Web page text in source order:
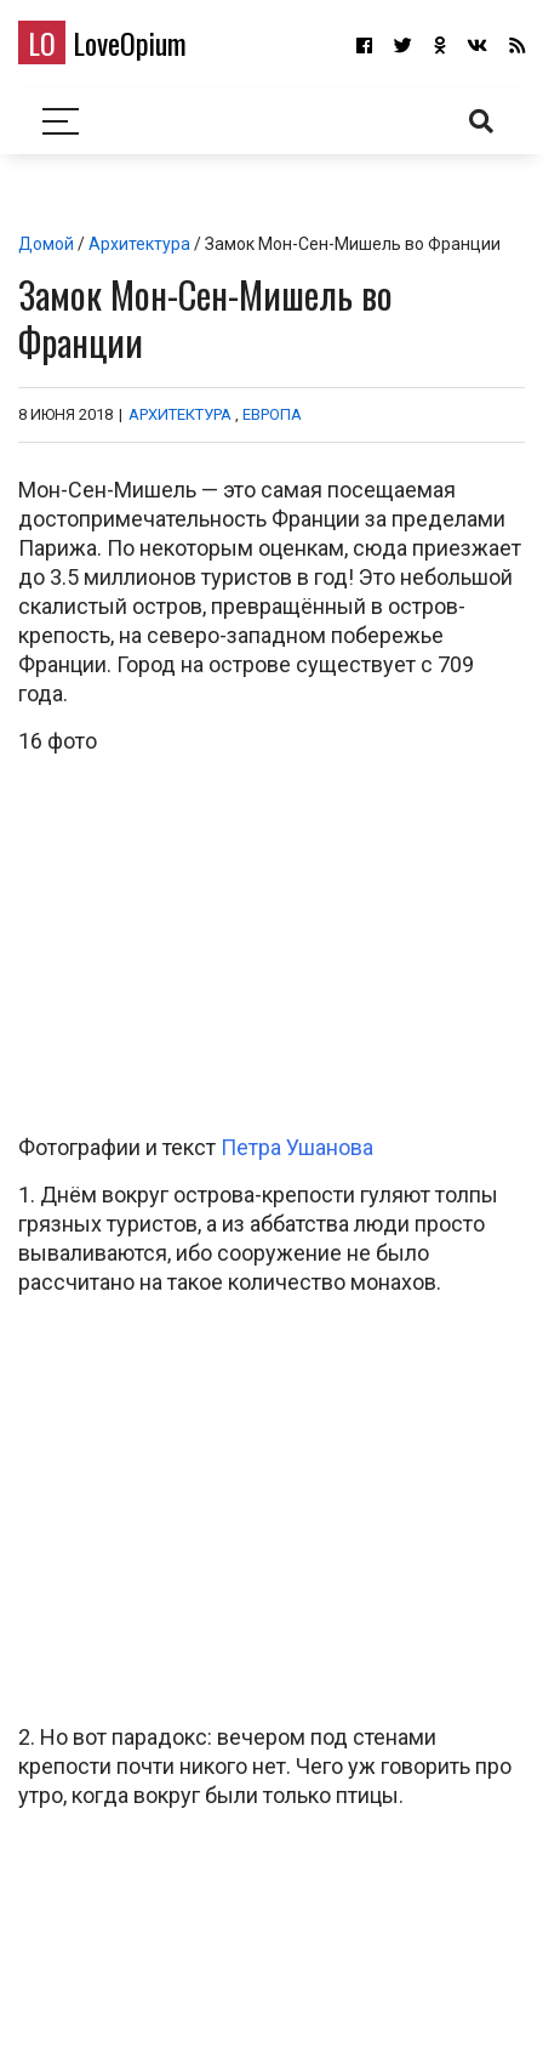
LO LoveOpium
Домой /Архитектура / Замок Мон-Сен-Мишель во Франции
Замок Мон-Сен-Мишель во
Франции
8 ИЮНЯ 2018 | АРХИТЕКТУРА , ЕВРОПА
Мон-Сен-Мишель — это самая посещаемая
достопримечательность Франции за пределами
Парижа. По некоторым оценкам, сюда приезжает
до 3.5 миллионов туристов в год! Это небольшой
скалистый остров, превращённый в остров-
крепость, на северо-западном побережье
Франции. Город на острове существует с 709
года.
16 фото
Фотографии и текст Петра Ушанова
1. Днём вокруг острова-крепости гуляют толпы
грязных туристов, а из аббатства люди просто
вываливаются, ибо сооружение не было
рассчитано на такое количество монахов.
2. Но вот парадокс: вечером под стенами
крепости почти никого нет. Чего уж говорить про
утро, когда вокруг были только птицы.